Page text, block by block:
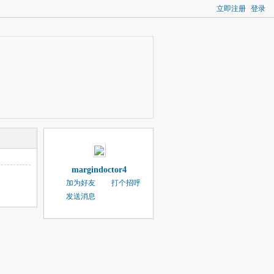
立即注册 登录
margindoctor4
加为好友
打个招呼
发送消息